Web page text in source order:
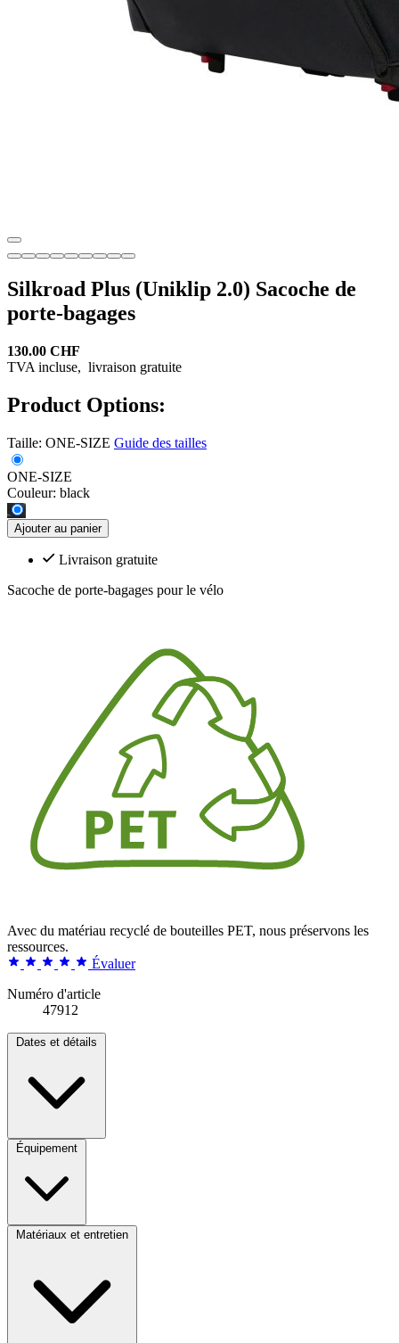
Silkroad Plus (Uniklip 2.0) Sacoche de
porte-bagages
130.00 CHF
TVA incluse, livraison gratuite
Product Options:
Taille: ONE-SIZE Guide des tailles
ONE-SIZE
Couleur: black
Ajouter au panier
Livraison gratuite
Sacoche de porte-bagages pour le vélo
Avec du matériau recyclé de bouteilles PET, nous préservons les
ressources.
Évaluer
Numéro d'article
47912
Dates et détails
Équipement
Matériaux et entretien